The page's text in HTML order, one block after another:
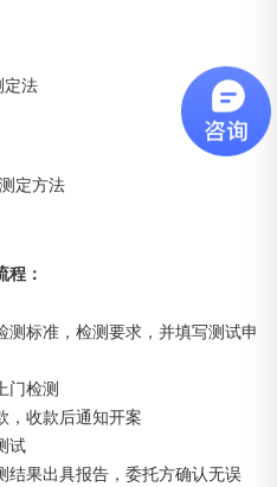
定法
定方法
程 ：
测标准，检测要求，并填写测试申
门检测
，收款后通知开案
试
结果出具报告，委托方确认无误